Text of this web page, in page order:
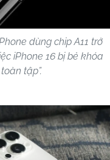
dùng chip A11 trở
iPhone 16 bị bẻ khóa
tập”.